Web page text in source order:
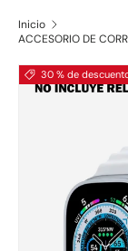
Inicio
ACCESORIO DE
Ir
La imagen 1 ya
30 % de